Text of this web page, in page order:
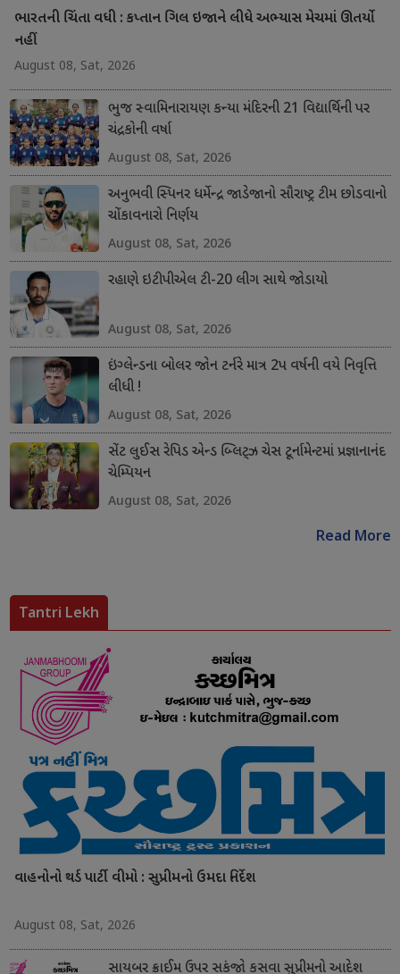
ભારતની ચિંતા વધી : કપ્તાન ગિલ ઇજાને લીધે અભ્યાસ મેચમાં ઊતર્યો
નહીં
August 08, Sat, 2026
ભુજ સ્વામિનારાયણ કન્યા મંદિરની 21 વિદ્યાર્થિની પર
ચંદ્રકોની વર્ષા
August 08, Sat, 2026
અનુભવી સ્પિનર ધર્મેન્દ્ર જાડેજાનો સૌરાષ્ટ્ર ટીમ છોડવાનો
ચોંકાવનારો નિર્ણય
August 08, Sat, 2026
રહાણે ઇટીપીએલ ટી-20 લીગ સાથે જોડાયો
August 08, Sat, 2026
ઇંગ્લેન્ડના બોલર જોન ટર્નરે માત્ર 2પ વર્ષની વયે નિવૃત્તિ
લીધી !
August 08, Sat, 2026
સેંટ લુઈસ રેપિડ એન્ડ બ્લિટ્ઝ ચેસ ટૂર્નામેન્ટમાં પ્રજ્ઞાનાનંદ
ચેમ્પિયન
August 08, Sat, 2026
Read More
Tantri Lekh
વાહનોનો થર્ડ પાર્ટી વીમો : સુપ્રીમનો ઉમદા નિર્દેશ
August 08, Sat, 2026
સાયબર ક્રાઈમ ઉપર સકંજો કસવા સુપ્રીમનો આદેશ